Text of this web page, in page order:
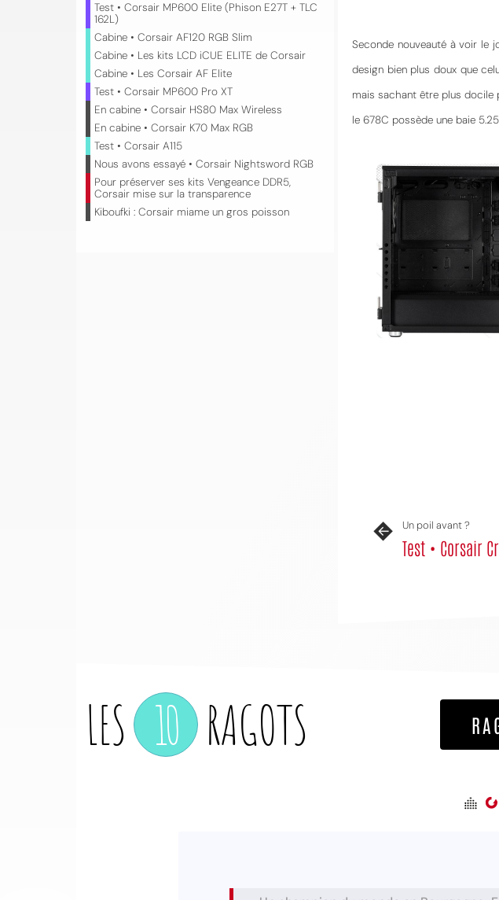
Seconde nouveauté à voir le
design bien plus doux que
mais sachant être plus docile
le 678C possède une baie
Un poil avant ?
Test • Corsair
Test • Corsair MP600 Elite (Phison E27T + TLC
162L)
Cabine • Corsair AF120 RGB Slim
Cabine • Les kits LCD iCUE ELITE de Corsair
Cabine • Les Corsair AF Elite
Test • Corsair MP600 Pro XT
En cabine • Corsair HS80 Max Wireless
En cabine • Corsair K70 Max RGB
Test • Corsair A115
Nous avons essayé • Corsair Nightsword RGB
Pour préserver ses kits Vengeance DDR5,
Corsair mise sur la transparence
Kiboufki : Corsair miame un gros poisson
LES 10 RAGOTS